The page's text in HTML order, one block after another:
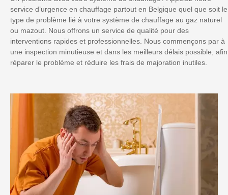
service d’urgence en chauffage partout en Belgique quel que soit le
type de problème lié à votre système de chauffage au gaz naturel
ou mazout. Nous offrons un service de qualité pour des
interventions rapides et professionnelles. Nous commençons par à
une inspection minutieuse et dans les meilleurs délais possible, afin
réparer le problème et réduire les frais de majoration inutiles.